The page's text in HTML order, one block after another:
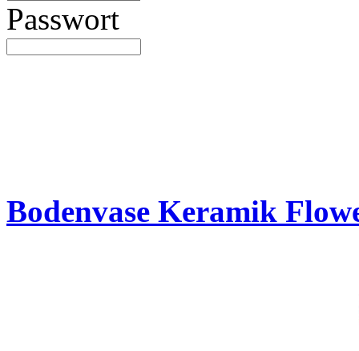
Passwort
Bodenvase Keramik